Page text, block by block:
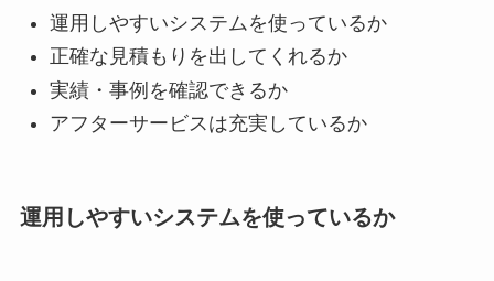
運用しやすいシステムを使っているか
正確な見積もりを出してくれるか
実績・事例を確認できるか
アフターサービスは充実しているか
運用しやすいシステムを使っているか